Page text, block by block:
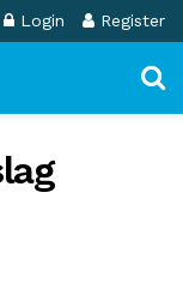
Login Register